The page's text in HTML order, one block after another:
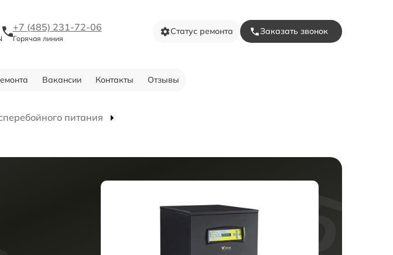
+7 (485) 231-72-06
Горячая линия
Статус ремонта Заказать звонок
Вакансии Контакты Отзывы
питания